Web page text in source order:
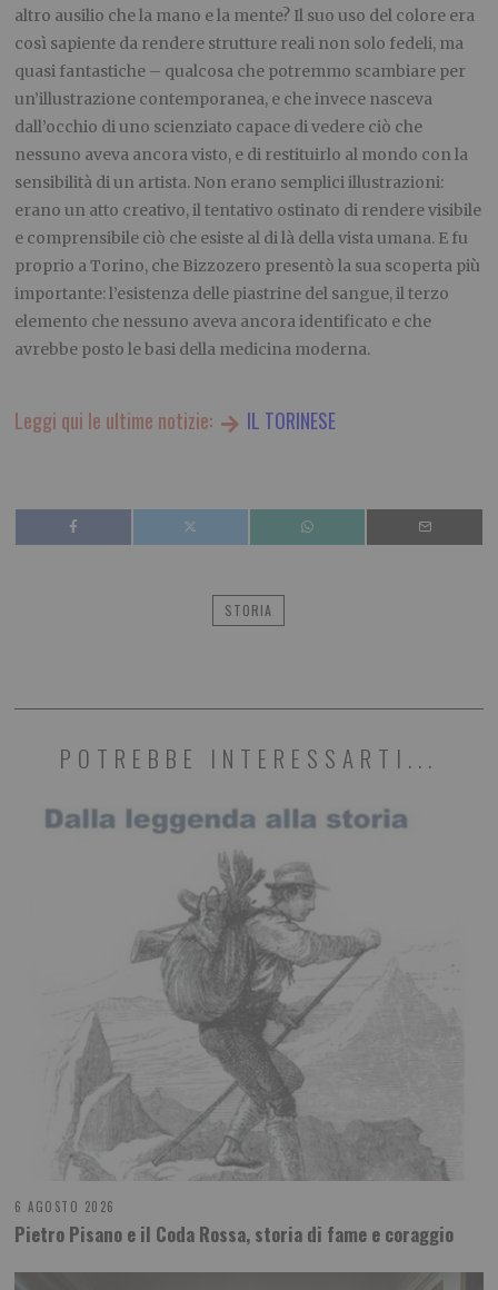
altro ausilio che la mano e la mente? Il suo uso del colore era
così sapiente da rendere strutture reali non solo fedeli, ma
quasi fantastiche – qualcosa che potremmo scambiare per
un’illustrazione contemporanea, e che invece nasceva
dall’occhio di uno scienziato capace di vedere ciò che
nessuno aveva ancora visto, e di restituirlo al mondo con la
sensibilità di un artista. Non erano semplici illustrazioni:
erano un atto creativo, il tentativo ostinato di rendere visibile
e comprensibile ciò che esiste al di là della vista umana. E fu
proprio a Torino, che Bizzozero presentò la sua scoperta più
importante: l’esistenza delle piastrine del sangue, il terzo
elemento che nessuno aveva ancora identificato e che
avrebbe posto le basi della medicina moderna.
Leggi qui le ultime notizie: IL TORINESE
STORIA
POTREBBE INTERESSARTI...
6 AGOSTO 2026
Pietro Pisano e il Coda Rossa, storia di fame e coraggio